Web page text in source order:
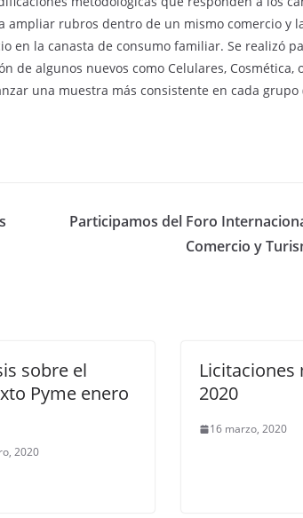
ampliar rubros dentro de un mismo comercio y
en la canasta de consumo familiar. Se realizó
de algunos nuevos como Celulares, Cosmética,
una muestra más consistente en cada grupo
Participamos del Foro
Comercio y
sobre el
Pyme enero
2020
Licitaciones
2020
16 marzo, 2020